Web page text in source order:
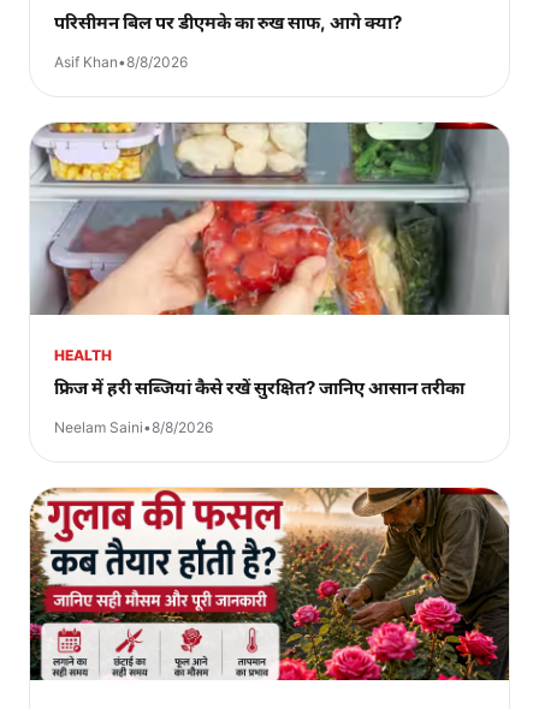
परिसीमन बिल पर डीएमके का रुख साफ, आगे क्या?
Asif Khan•8/8/2026
HEALTH
फ्रिज में हरी सब्जियां कैसे रखें सुरक्षित? जानिए आसान तरीका
Neelam Saini•8/8/2026